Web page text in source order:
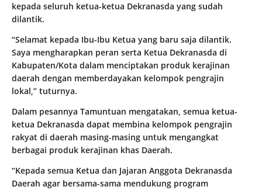
kepada seluruh ketua-ketua Dekranasda yang sudah
dilantik.
“Selamat kepada Ibu-Ibu Ketua yang baru saja dilantik.
Saya mengharapkan peran serta Ketua Dekranasda di
Kabupaten/Kota dalam menciptakan produk kerajinan
daerah dengan memberdayakan kelompok pengrajin
lokal,” tuturnya.
Dalam pesannya Tamuntuan mengatakan, semua ketua-
ketua Dekranasda dapat membina kelompok pengrajin
rakyat di daerah masing-masing untuk mengangkat
berbagai produk kerajinan khas Daerah.
“Kepada semua Ketua dan Jajaran Anggota Dekranasda
Daerah agar bersama-sama mendukung program